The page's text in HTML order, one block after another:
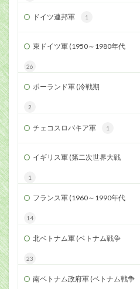
ドイツ連邦軍 1
東ドイツ軍 (1950～1980年代
26
ポーランド軍 (冷戦期
2
チェコスロバキア軍 1
イギリス軍 (第二次世界大戦
1
フランス軍 (1960～1990年代
14
北ベトナム軍 (ベトナム戦争
23
南ベトナム政府軍 (ベトナム戦争